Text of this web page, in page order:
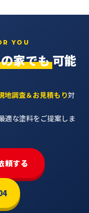
YOU
家でも可能
地調査＆お見積もり対
適な塗料をご提案しま
頼する